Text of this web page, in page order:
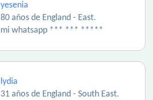
yesenia
80 años de England - East.
mi whatsapp *** *** *****
lydia
31 años de England - South East.